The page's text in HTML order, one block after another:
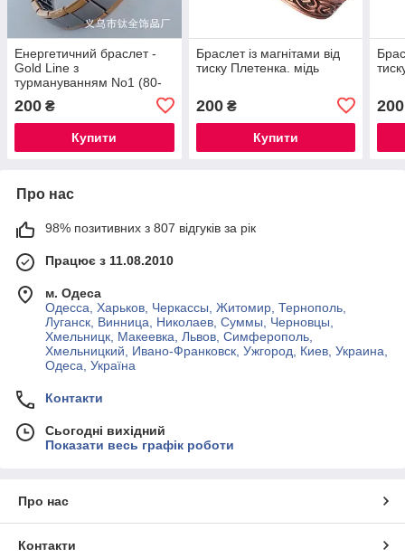
Енергетичний браслет -
Gold Line з
турмануванням No1 (80-
200 ₴
Купити
Браслет із магнітами від
тиску Плетенка. мідь
200₴
Купити
200
Про нас
98% позитивних з 807 відгуків за рік
Працює з 11.08.2010
м. Одеса
Одесса, Харьков, Черкассы, Житомир, Тернополь,
Луганск, Винница, Николаев, Суммы, Черновцы,
Хмельницк, Макеевка, Львов, Симферополь,
Хмельницкий, Ивано-Франковск, Ужгород, Киев, Украина,
Одеса, Україна
Контакти
Сьогодні вихідний
Показати весь графік роботи
Про нас
Контакти